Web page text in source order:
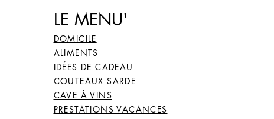
LE MENU'
DOMICILE
ALIMENTS
IDÉES DE CADEAU
COUTEAUX SARDE
CAVE À VINS
PRESTATIONS VACANCES